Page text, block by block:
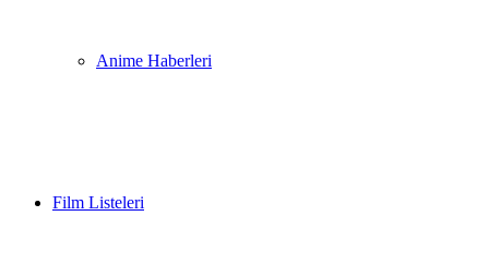
Anime Haberleri
Film Listeleri